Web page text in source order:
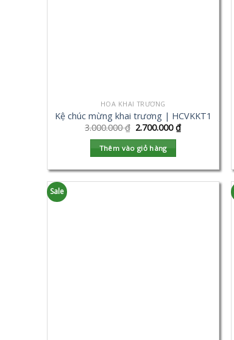
HOA KHAI TRƯƠNG
Kệ chúc mừng khai trương | HCVKKT1
3.000.000₫ 2.700.000₫
Thêm vào giỏ hàng
Sale